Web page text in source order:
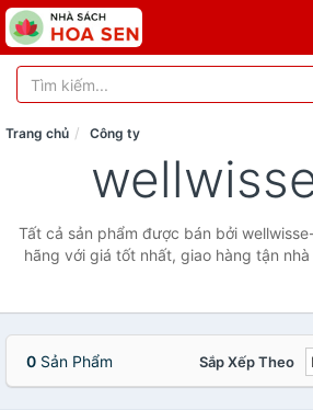
Trang chủ Công ty
Tất cả sản phẩm được bán bởi
hãng với giá tốt nhất, giao hàng tận
0 Sản Phẩm Sắp Xếp Theo